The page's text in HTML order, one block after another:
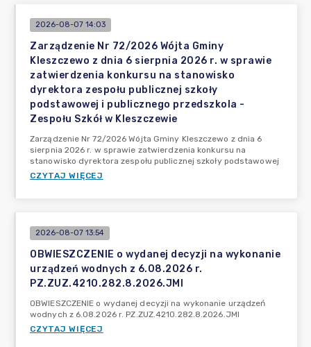
2026-08-07 14:03
Zarządzenie Nr 72/2026 Wójta Gminy
Kleszczewo z dnia 6 sierpnia 2026 r. w sprawie
zatwierdzenia konkursu na stanowisko
dyrektora zespołu publicznej szkoły
podstawowej i publicznego przedszkola -
Zespołu Szkół w Kleszczewie
Zarządzenie Nr 72/2026 Wójta Gminy Kleszczewo z dnia 6
sierpnia 2026 r. w sprawie zatwierdzenia konkursu na
stanowisko dyrektora zespołu publicznej szkoły podstawowej
CZYTAJ WIĘCEJ
2026-08-07 13:54
OBWIESZCZENIE o wydanej decyzji na wykonanie
urządzeń wodnych z 6.08.2026 r.
PZ.ZUZ.4210.282.8.2026.JMI
OBWIESZCZENIE o wydanej decyzji na wykonanie urządzeń
wodnych z 6.08.2026 r. PZ.ZUZ.4210.282.8.2026.JMI
CZYTAJ WIĘCEJ